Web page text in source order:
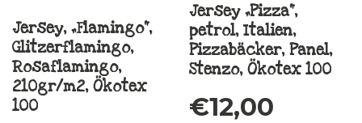
Jersey, „Flamingo“,
Glitzerflamingo,
Rosaflamingo,
210gr/m2, Ökotex
100
Jersey „Pizza“,
petrol, Italien,
Pizzabäcker, Panel,
Stenzo, Ökotex 100
€12,00